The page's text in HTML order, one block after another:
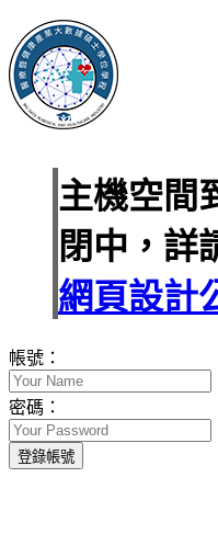
主機空間
閉中，詳
網頁設計
帳號：
密碼：